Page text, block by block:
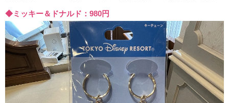
◆ミッキー＆ドナルド：980円